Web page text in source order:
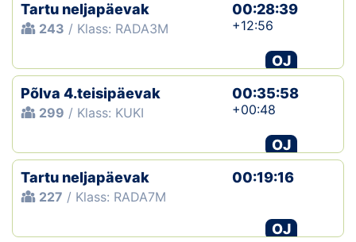
Tartu neljapäevak
243 / Klass: RADA3M
00:28:39
+12:56
OJ
Põlva 4.teisipäevak
299 / Klass: KUKI
00:35:58
+00:48
OJ
Tartu neljapäevak
227 / Klass: RADA7M
00:19:16
OJ